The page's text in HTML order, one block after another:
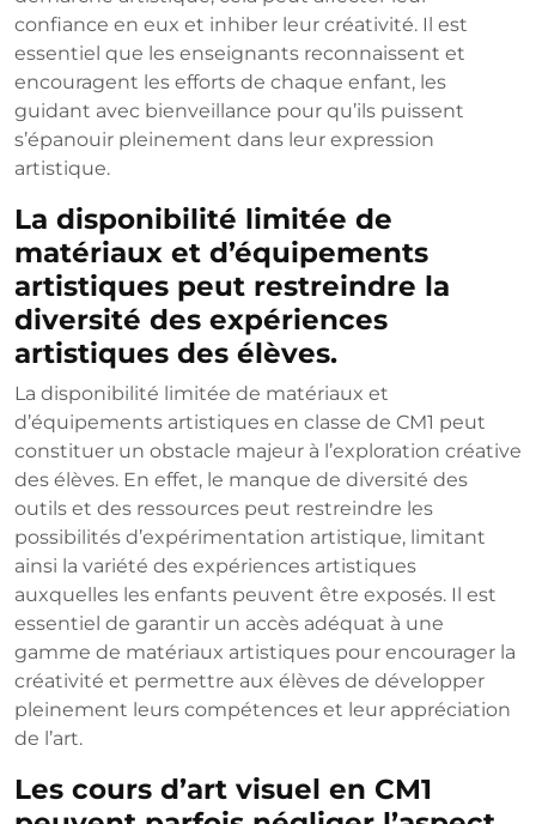
confiance en eux et inhiber leur créativité. Il est
essentiel que les enseignants reconnaissent et
encouragent les efforts de chaque enfant, les
guidant avec bienveillance pour qu’ils puissent
s’épanouir pleinement dans leur expression
artistique.
La disponibilité limitée de
matériaux et d’équipements
artistiques peut restreindre la
diversité des expériences
artistiques des élèves.
La disponibilité limitée de matériaux et
d’équipements artistiques en classe de CM1 peut
constituer un obstacle majeur à l’exploration créative
des élèves. En effet, le manque de diversité des
outils et des ressources peut restreindre les
possibilités d’expérimentation artistique, limitant
ainsi la variété des expériences artistiques
auxquelles les enfants peuvent être exposés. Il est
essentiel de garantir un accès adéquat à une
gamme de matériaux artistiques pour encourager la
créativité et permettre aux élèves de développer
pleinement leurs compétences et leur appréciation
de l’art.
Les cours d’art visuel en CM1